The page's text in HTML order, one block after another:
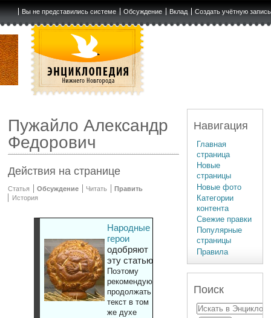
Вы не представились системе Обсуждение Вклад Создать учётную запись
Пужайло Александр
Федорович
Действия на странице
Статья Обсуждение Читать
Править
История
Народные
герои
одобряют
эту статью
Поэтому
рекомендуют
продолжать
текст в том
же духе
Навигация
Главная
страница
Новые
страницы
Новые фото
Категории
контента
Свежие правки
Популярные
страницы
Правила
Поиск